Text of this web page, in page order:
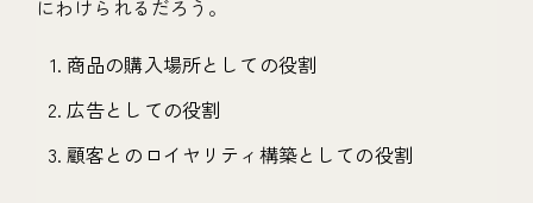
にわけられるだろう。
商品の購入場所としての役割
広告としての役割
顧客とのロイヤリティ構築としての役割